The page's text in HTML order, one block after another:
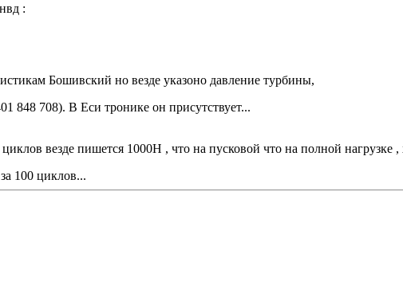
:
Бошивский но везде указоно давление турбины,
848 708). В Еси тронике он присутствует...
везде пишется 1000H , что на пусковой что на полной нагрузке
100 циклов...